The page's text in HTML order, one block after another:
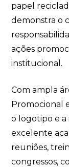
papel
demonstra o
ações
institucional.
Com ampla
Promocional
o logotipo e a
excelente
reuniões,
congressos,